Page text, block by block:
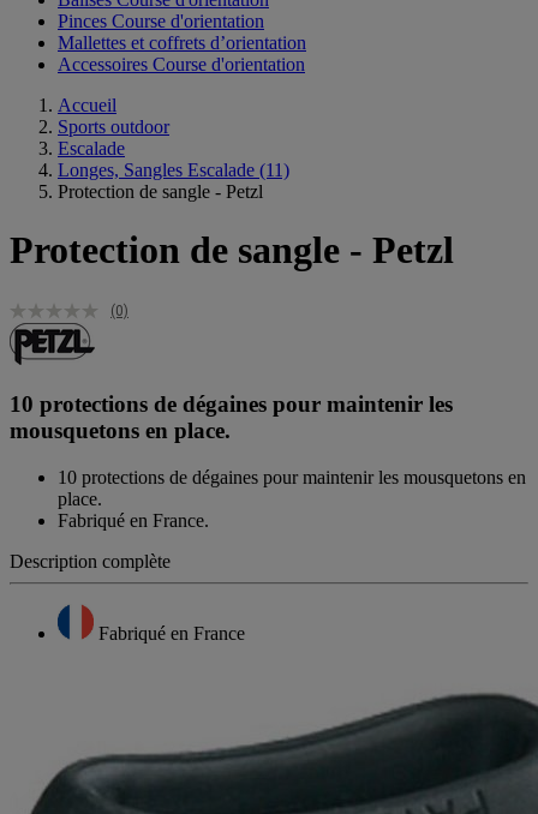
Pinces Course d'orientation
Mallettes et coffrets d’orientation
Accessoires Course d'orientation
Accueil
Sports outdoor
Escalade
Longes, Sangles Escalade (11)
Protection de sangle - Petzl
Protection de sangle - Petzl
(0)
10 protections de dégaines pour maintenir les
mousquetons en place.
10 protections de dégaines pour maintenir les mousquetons en
place.
Fabriqué en France.
Description complète
Fabriqué en France